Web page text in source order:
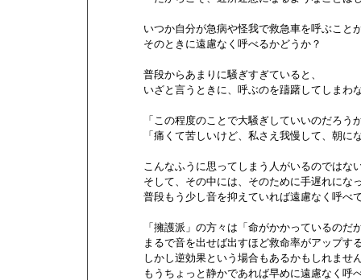
いつか自分が急病や怪我で救急車を呼ぶこと
        そのときに遠慮なく呼べるかどうか？
        普段からあまりに騒ぎすぎていると、
いざと言うときに、呼ぶのを躊躇してしまわ
「この程度のことで大騒ぎしていいのだろう
「痛くて苦しいけど、私さえ我慢して、朝に
こんなふうに思ってしまう人がいるのではな
そして、その中には、そのために手遅れにな
普段もう少し音を抑えていれば遠慮なく呼べ
「擁護派」の方々は「命がかかっているのだ
まるで音を出せば出すほど救命率がアップす
しかし逆効果という場合もあるかもしれませ
もうちょっと静かであれば早めに遠慮なく呼